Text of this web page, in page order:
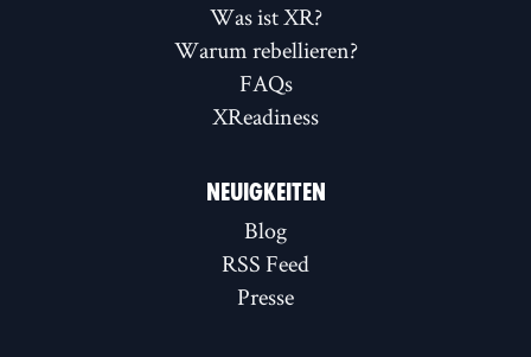
Was ist XR?
Warum rebellieren?
FAQs
XReadiness
NEUIGKEITEN
Blog
RSS Feed
Presse